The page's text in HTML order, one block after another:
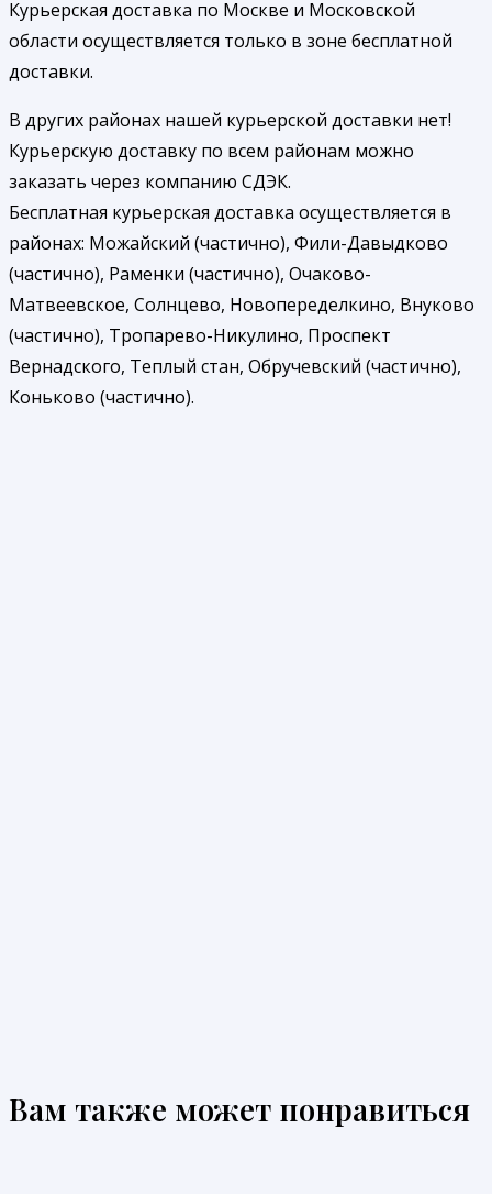
Курьерская доставка по Москве и Московской
области осуществляется только в зоне бесплатной
доставки.
В других районах нашей курьерской доставки нет!
Курьерскую доставку по всем районам можно
заказать через компанию СДЭК.
Бесплатная курьерская доставка осуществляется в
районах: Можайский (частично), Фили-Давыдково
(частично), Раменки (частично), Очаково-
Матвеевское, Солнцево, Новопеределкино, Внуково
(частично), Тропарево-Никулино, Проспект
Вернадского, Теплый стан, Обручевский (частично),
Коньково (частично).
Вам также может понравиться